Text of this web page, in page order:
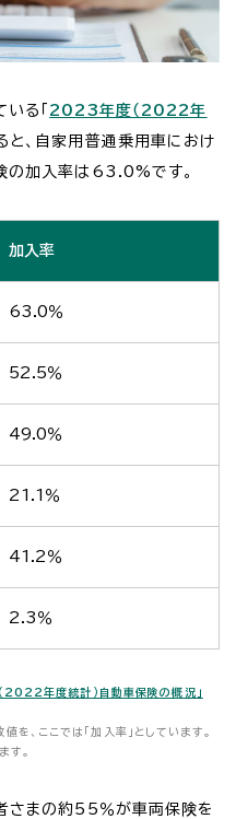
る「 2023年度（2022年
と、自家用普通乗用車におけ
加入率は63.0%です。
加入率
63.0％
52.5％
49.0％
21.1％
41.2％
2.3％
年度統計）自動車保険の概況」
を、ここでは「加入率」としています。
す。
さまの約55％が車両保険を